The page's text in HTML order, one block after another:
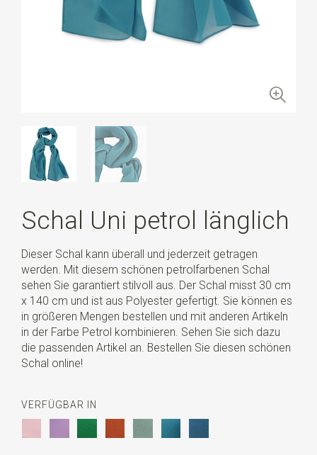
Schal Uni petrol länglich
Dieser Schal kann überall und jederzeit getragen
werden. Mit diesem schönen petrolfarbenen Schal
sehen Sie garantiert stilvoll aus. Der Schal misst 30 cm
x 140 cm und ist aus Polyester gefertigt. Sie können es
in größeren Mengen bestellen und mit anderen Artikeln
in der Farbe Petrol kombinieren. Sehen Sie sich dazu
die passenden Artikel an. Bestellen Sie diesen schönen
Schal online!
VERFÜGBAR IN